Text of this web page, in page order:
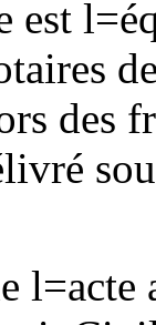
est l=
des
l=acte